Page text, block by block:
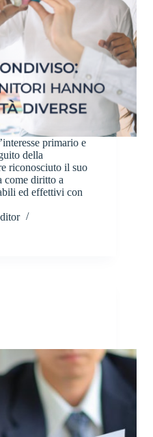
primario e
della
riconosciuto il suo
come diritto a
ed effettivi con